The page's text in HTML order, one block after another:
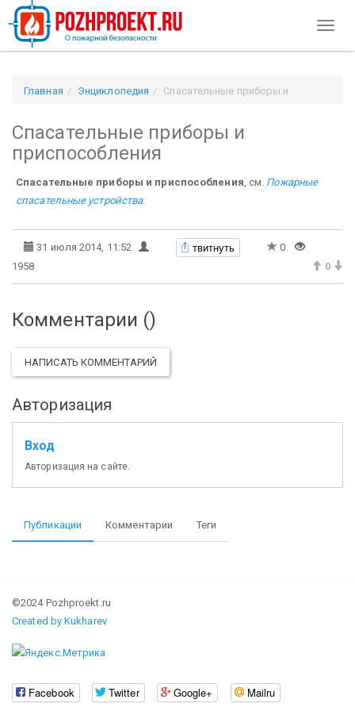
Главная Энциклопедия
Спасательные приборы и
Спасательные приборы и
приспособления
Спасательные приборы и приспособления , см. Пожарные
спасательные устройства.
31 июля 2014, 11:52 твитнуть
0
1958
0
Комментарии ()
НАПИСАТЬ КОММЕНТАРИЙ
Авторизация
Вход
Авторизация на сайте.
Публикации Комментарии Теги
©2024 Pozhproekt.ru
Created by Kukharev
Facebook Twitter Google+ Mailru